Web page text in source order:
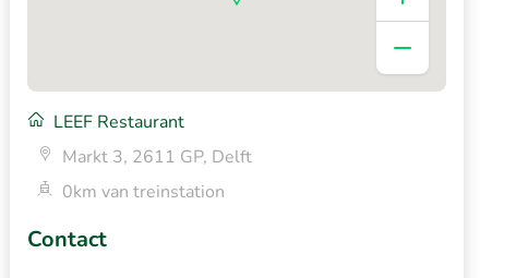
LEEF Restaurant
Markt 3, 2611 GP, Delft
0km van treinstation
Contact